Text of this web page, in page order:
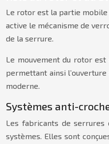
Le rotor est la partie
active le mécanisme de
de la serrure.
Le mouvement du rotor
permettant ainsi
moderne.
Systèmes anti-
Les fabricants de serrures
systèmes. Elles sont